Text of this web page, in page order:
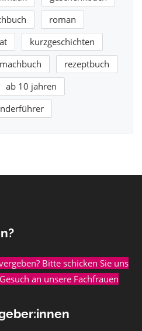
roman
kurzgeschichten
rezeptbuch
ab 10 jahren
Bitte schicken Sie uns
an unsere Fachfrauen